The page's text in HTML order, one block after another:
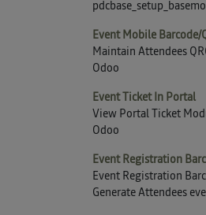
Event Mobile Barcode/
Maintain Attendees
Odoo
Event Ticket In Portal
View Portal Ticket
Odoo
Event Registration
Event Registration
Generate Attendees